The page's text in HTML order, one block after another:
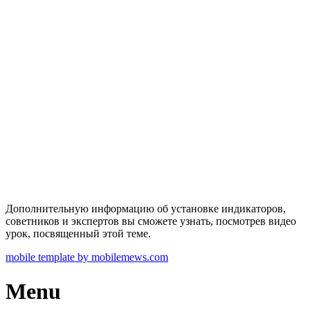
Дополнительную информацию об установке индикаторов,
советников и экспертов вы сможете узнать, посмотрев видео
урок, посвященный этой теме.
mobile template by mobilemews.com
Menu